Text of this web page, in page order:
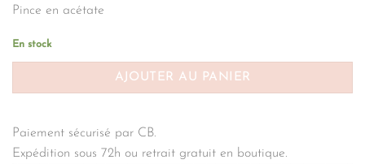
Pince en acétate
En stock
AJOUTER AU PANIER
Paiement sécurisé par CB.
Expédition sous 72h ou retrait gratuit en boutique.